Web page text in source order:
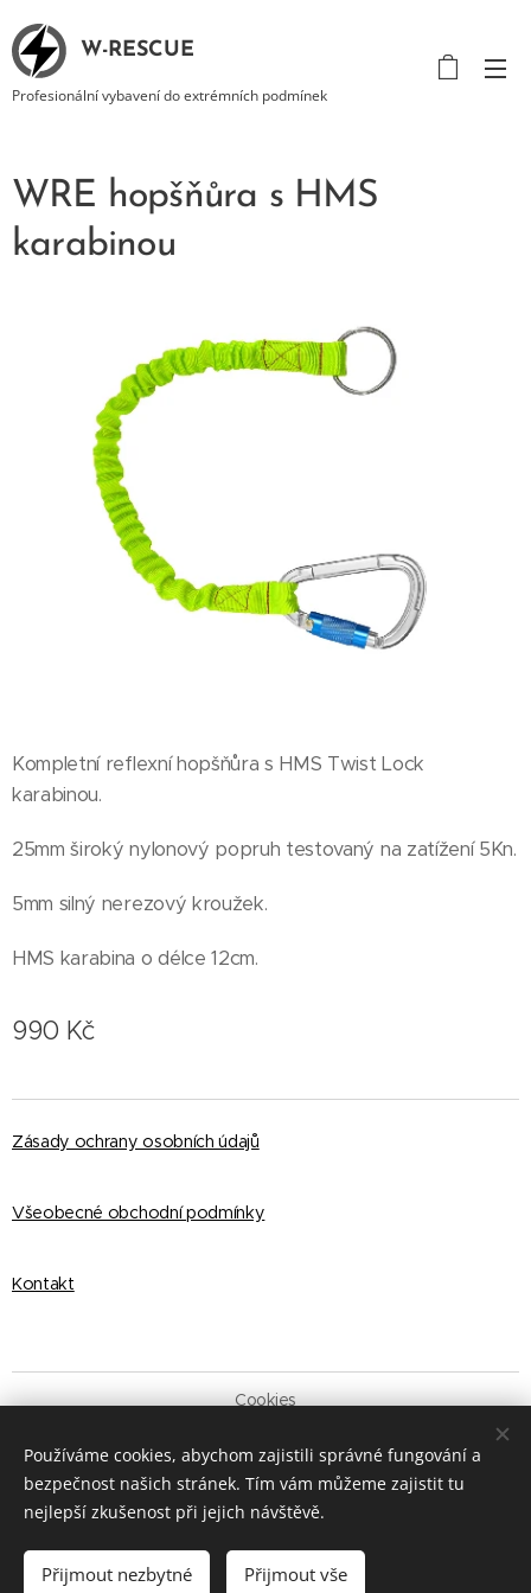
W-RESCUE
Profesionální vybavení do extrémních podmínek
WRE hopšňůra s HMS
karabinou
Kompletní reflexní hopšňůra s HMS Twist Lock
karabinou.
25mm široký nylonový popruh testovaný na zatížení 5Kn.
5mm silný nerezový kroužek.
HMS karabina o délce 12cm.
990 Kč
Do košíku
Zásady ochrany osobních údajů
Všeobecné obchodní podmínky
Kontakt
Cookies
Jazyky
English
Čeština
Používáme cookies, abychom zajistili správné fungování a
bezpečnost našich stránek. Tím vám můžeme zajistit tu
nejlepší zkušenost při jejich návštěvě.
Přijmout nezbytné Přijmout vše